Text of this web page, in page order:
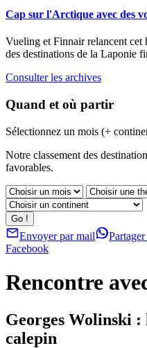
Cap sur l'Arctique avec des
Vueling et Finnair relancent cet
des destinations de la Laponie
Consulter les archives
Quand et où partir
Sélectionnez un mois (+
Notre classement des
favorables.
Envoyer par mail
Facebook
Rencontre
Georges Wolinski :
calepin